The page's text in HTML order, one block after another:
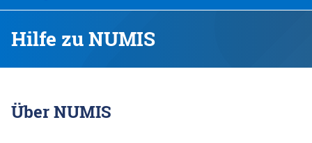
Hilfe zu NUMIS
Über NUMIS